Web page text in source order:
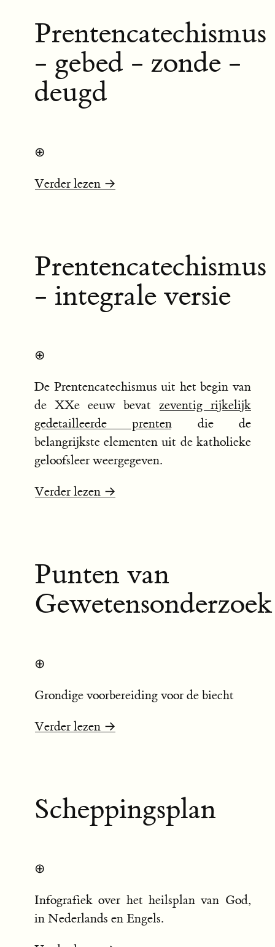
Prentencatechismus
- gebed - zonde -
deugd
⊕
Verder lezen →
Prentencatechismus
- integrale versie
⊕
De Prentencatechismus uit het begin van
de XXe eeuw bevat zeventig rijkelijk
gedetailleerde prenten die de
belangrijkste elementen uit de katholieke
geloofsleer weergegeven.
Verder lezen →
Punten van
Gewetensonderzoek
⊕
Grondige voorbereiding voor de biecht
Verder lezen →
Scheppingsplan
⊕
Infografiek over het heilsplan van God,
in Nederlands en Engels.